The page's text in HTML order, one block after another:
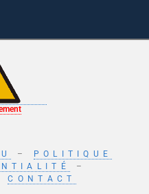
–
POLITIQUE
–
CONTACT